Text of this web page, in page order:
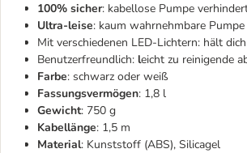
100% sicher: kabellose Pumpe
Ultra-leise: kaum wahrnehmbare
Mit verschiedenen LED-Lichtern: hält
Benutzerfreundlich: leicht zu reinigende
Farbe: schwarz oder weiß
Fassungsvermögen: 1,8 l
Gewicht: 750 g
Kabellänge: 1,5 m
Material: Kunststoff (ABS), Silicagel